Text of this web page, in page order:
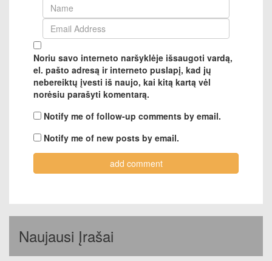
Noriu savo interneto naršyklėje išsaugoti vardą,
el. pašto adresą ir interneto puslapį, kad jų
nebereiktų įvesti iš naujo, kai kitą kartą vėl
norėsiu parašyti komentarą.
Notify me of follow-up comments by email.
Notify me of new posts by email.
Naujausi Įrašai